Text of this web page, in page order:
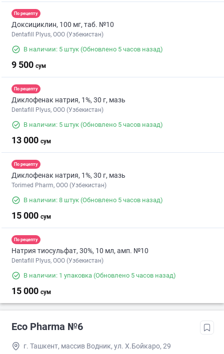
По рецепту
Доксициклин, 100 мг, таб. №10
Dentafill Plyus, ООО (Узбекистан)
В наличии: 5 штук (Обновлено 5 часов назад)
9 500 сум
По рецепту
Диклофенак натрия, 1%, 30 г, мазь
Dentafill Plyus, ООО (Узбекистан)
В наличии: 5 штук (Обновлено 5 часов назад)
13 000 сум
По рецепту
Диклофенак натрия, 1%, 30 г, мазь
Torimed Pharm, OOO (Узбекистан)
В наличии: 8 штук (Обновлено 5 часов назад)
15 000 сум
По рецепту
Натрия тиосульфат, 30%, 10 мл, амп. №10
Dentafill Plyus, ООО (Узбекистан)
В наличии: 1 упаковка (Обновлено 5 часов назад)
15 000 сум
Eco Pharma №6
г. Ташкент, массив Водник, ул. Х.Бойкаро, 29